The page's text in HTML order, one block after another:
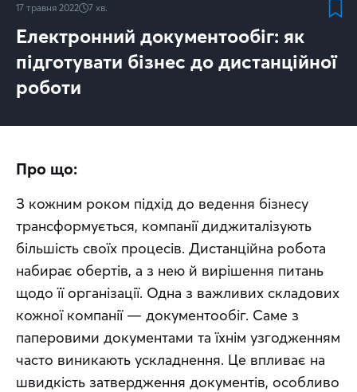
17 травня 2022 7 хв.
Електронний документообіг: як
підготувати бізнес до дистанційної
роботи
Про що:
З кожним роком підхід до ведення бізнесу
трансформується, компанії диджиталізують
більшість своїх процесів. Дистанційна робота
набирає обертів, а з нею й вирішення питань
щодо її організації. Одна з важливих складових
кожної компанії — документообіг. Саме з
паперовими документами та їхнім узгодженням
часто виникають ускладнення. Це впливає на
швидкість затвердження документів, особливо